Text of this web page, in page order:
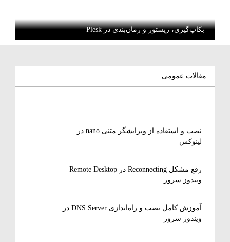
بکاپ‌گیری، ریستور و زمان‌بندی در Plesk
مقالات عمومی
نصب و استفاده از ویرایشگر متنی nano در
لینوکس
رفع مشکل Reconnecting در Remote Desktop
ویندوز سرور
آموزش کامل نصب و راه‌اندازی DNS Server در
ویندوز سرور